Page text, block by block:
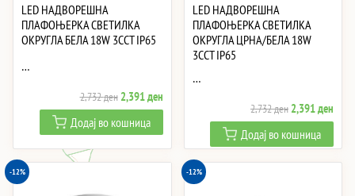
LED НАДВОРЕШНА
ПЛАФОЊЕРКА СВЕТИЛКА
ОКРУГЛА БЕЛА 18W 3CCT IP65
…
2,732ден Original
price
was:
2,732 ден.
2,391денCurrent
price
is:
2,391 ден.
Додај во кошница
LED НАДВОРЕШНА
ПЛАФОЊЕРКА СВЕТИЛКА
ОКРУГЛА ЦРНА/БЕЛА 18W
3CCT IP65
…
2,732ден Original
price
was:
2,732 ден.
2,391ден
price
is:
Додај во кошница
-12% -12%